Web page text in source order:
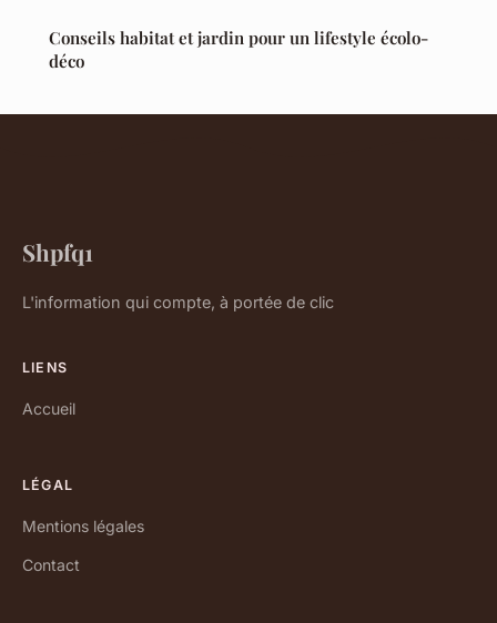
Conseils habitat et jardin pour un lifestyle écolo-
déco
Shpfq1
L'information qui compte, à portée de clic
LIENS
Accueil
LÉGAL
Mentions légales
Contact